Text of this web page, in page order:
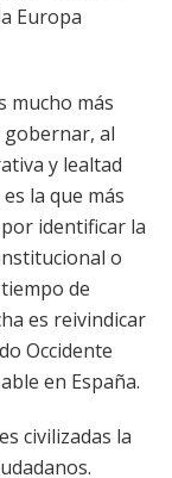
Europa
mucho más
al
y lealtad
la que más
identificar la
o
de
es reivindicar
Occidente
en España.
civilizadas la